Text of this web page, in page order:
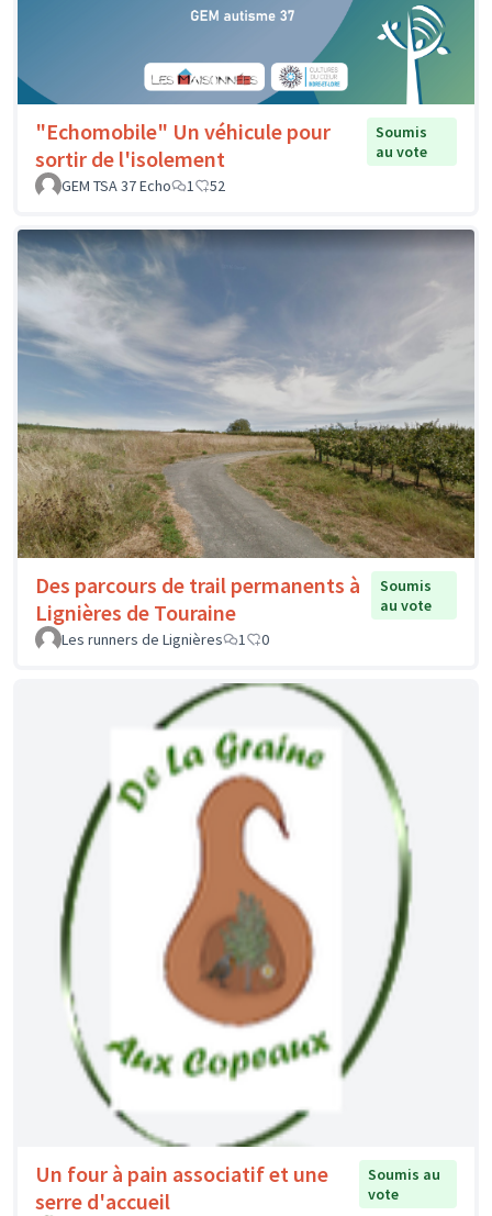
"Echomobile" Un véhicule pour
sortir de l'isolement
Soumis
au vote
GEM TSA 37 Echo
1 52
Des parcours de trail permanents à
Lignières de Touraine
Soumis
au vote
Les runners de Lignières
1 0
Un four à pain associatif et une
serre d'accueil
Soumis au
vote